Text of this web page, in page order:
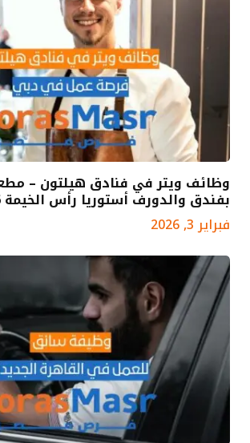
بفندق والدورف أستوريا رأس الخيمة 2026
فبراير 3, 2026